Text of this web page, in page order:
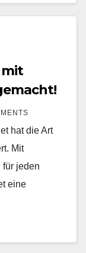
mit
hat die Art
Mit
für jeden
eine